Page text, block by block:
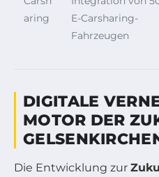
aring
E-Carsharing-
Fahrzeugen
DIGITALE
MOTOR DER
Die Entwicklung zur